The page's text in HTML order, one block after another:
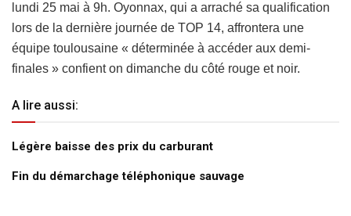
lundi 25 mai à 9h. Oyonnax, qui a arraché sa qualification
lors de la dernière journée de TOP 14, affrontera une
équipe toulousaine « déterminée à accéder aux demi-
finales » confient on dimanche du côté rouge et noir.
A lire aussi:
Légère baisse des prix du carburant
Fin du démarchage téléphonique sauvage